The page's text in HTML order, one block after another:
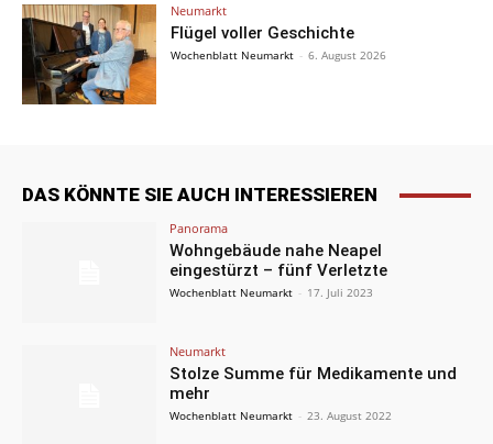
Neumarkt
Flügel voller Geschichte
Wochenblatt Neumarkt - 6. August 2026
DAS KÖNNTE SIE AUCH INTERESSIEREN
Panorama
Wohngebäude nahe Neapel
eingestürzt – fünf Verletzte
Wochenblatt Neumarkt - 17. Juli 2023
Neumarkt
Stolze Summe für Medikamente und
mehr
Wochenblatt Neumarkt - 23. August 2022